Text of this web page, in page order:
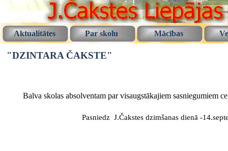
Aktualitātes Par skolu Mācības
"DZINTARA ČAKSTE"
Balva skolas absolventam par visaugstākajiem sasniegumiem
Pasniedz J.Čakstes dzimšanas dienā -